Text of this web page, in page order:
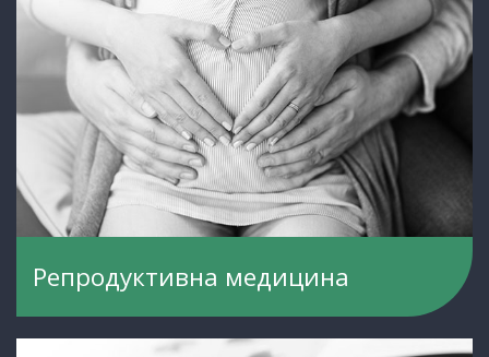
Репродуктивна медицина